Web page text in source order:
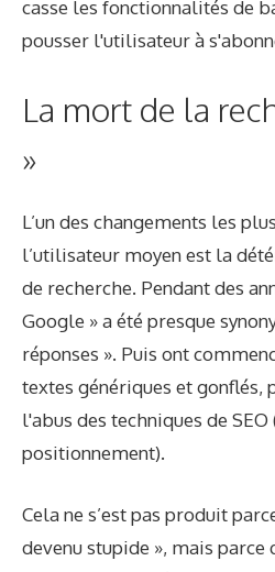
casse les fonctionnalités de
pousser l'utilisateur à
La mort de la
»
L’un des changements les
l’utilisateur moyen est la
de recherche. Pendant des
Google » a été presque
réponses ». Puis ont
textes génériques et gonflés,
l'abus des techniques de SEO
positionnement).
Cela ne s’est pas produit
devenu stupide », mais